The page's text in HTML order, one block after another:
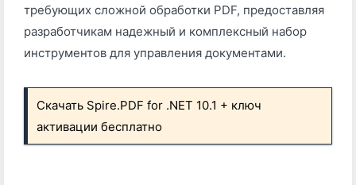
требующих сложной обработки PDF, предоставляя
разработчикам надежный и комплексный набор
инструментов для управления документами.
Скачать Spire.PDF for .NET 10.1 + ключ
активации бесплатно